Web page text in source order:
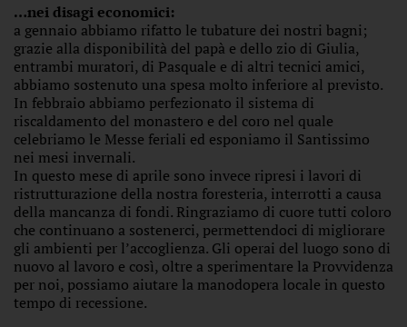
…nei disagi economici:
a gennaio abbiamo rifatto le tubature dei nostri bagni;
grazie alla disponibilità del papà e dello zio di Giulia,
entrambi muratori, di Pasquale e di altri tecnici amici,
abbiamo sostenuto una spesa molto inferiore al previsto.
In febbraio abbiamo perfezionato il sistema di
riscaldamento del monastero e del coro nel quale
celebriamo le Messe feriali ed esponiamo il Santissimo
nei mesi invernali.
In questo mese di aprile sono invece ripresi i lavori di
ristrutturazione della nostra foresteria, interrotti a causa
della mancanza di fondi. Ringraziamo di cuore tutti coloro
che continuano a sostenerci, permettendoci di migliorare
gli ambienti per l’accoglienza. Gli operai del luogo sono di
nuovo al lavoro e così, oltre a sperimentare la Provvidenza
per noi, possiamo aiutare la manodopera locale in questo
tempo di recessione.